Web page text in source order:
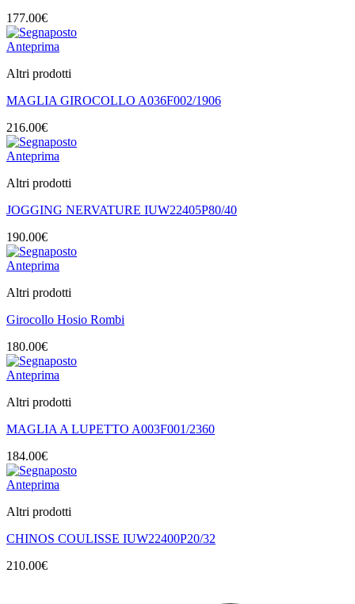
177.00€
Anteprima
Altri prodotti
MAGLIA GIROCOLLO A036F002/1906
216.00€
Anteprima
Altri prodotti
JOGGING NERVATURE IUW22405P80/40
190.00€
Anteprima
Altri prodotti
Girocollo Hosio Rombi
180.00€
Anteprima
Altri prodotti
MAGLIA A LUPETTO A003F001/2360
184.00€
Anteprima
Altri prodotti
CHINOS COULISSE IUW22400P20/32
210.00€